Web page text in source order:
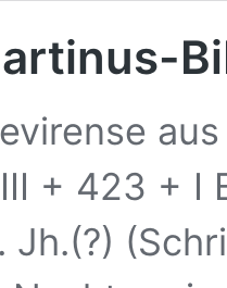
+ 423 + I
Jh.(?)